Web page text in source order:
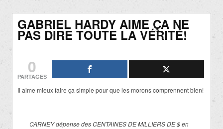
GABRIEL HARDY AIME ÇA NE
PAS DIRE TOUTE LA VÉRITÉ!
0
PARTAGES
Il aime mieux faire ça simple pour que les morons comprennent bien!
CARNEY dépense des CENTAINES DE MILLIERS DE $ en